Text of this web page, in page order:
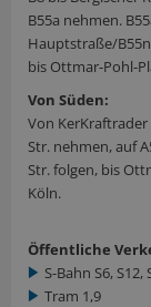
B55a nehmen.
Hauptstraße/
bis Ottmar-Pohl-
Von Süden:
Von KerKraftrader
Str. nehmen, auf
Str. folgen, bis
Köln.
Öffentliche
S-Bahn S6, S12,
Tram 1,9